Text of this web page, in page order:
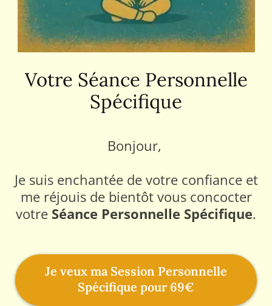
Votre Séance Personnelle
Spécifique
Bonjour,
Je suis enchantée de votre confiance et
me réjouis de bientôt vous concocter
votre Séance Personnelle Spécifique.
Je veux ma Session Personnelle
Spécifique pour 69€